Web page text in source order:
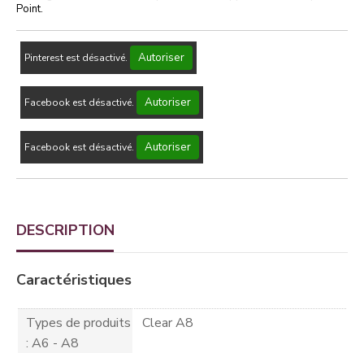
Point.
Pinterest est désactivé. Autoriser
Facebook est désactivé. Autoriser
Facebook est désactivé. Autoriser
DESCRIPTION
Caractéristiques
Types de produits
: A6 - A8
Clear A8